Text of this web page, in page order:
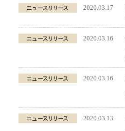
2020.03.17
2020.03.16
2020.03.16
2020.03.13